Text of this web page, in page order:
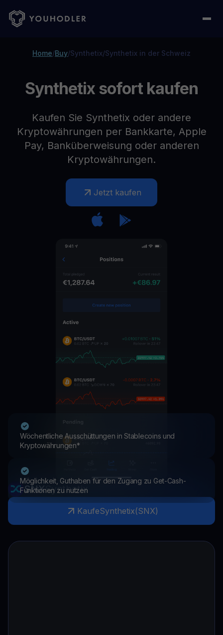
Home/Buy/Synthetix/Synthetix in der Schweiz
Synthetix sofort kaufen
Kaufen Sie Synthetix oder andere
Kryptowährungen per Bankkarte, Apple
Pay, Banküberweisung oder anderen
Kryptowährungen.
Jetzt kaufen
Wöchentliche Ausschüttungen in Stablecoins und
Kryptowährungen*
Möglichkeit, Guthaben für den Zugang zu Get-Cash-
Funktionen zu nutzen
SNXSynthetix
KaufeSynthetix(SNX)